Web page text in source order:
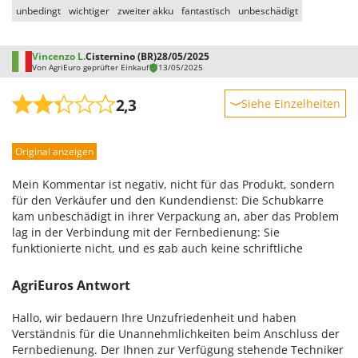
unbedingt wichtiger zweiter akku fantastisch unbeschädigt
Vincenzo L.Cisternino (BR)28/05/2025
Von AgriEuro geprüfter Einkauf 13/05/2025
2,3 Siehe Einzelheiten
Leistung
Qualität / Preis
Schwierigkeitsgrad Zusammenbau
Verpackung
Original anzeigen
Mein Kommentar ist negativ, nicht für das Produkt, sondern
für den Verkäufer und den Kundendienst: Die Schubkarre
kam unbeschädigt in ihrer Verpackung an, aber das Problem
lag in der Verbindung mit der Fernbedienung: Sie
funktionierte nicht, und es gab auch keine schriftliche
Akkus zu laden und wieder aufzuladen, rief ich Ihren
Kundendienst an, der weniger wusste als ich. Man erzählte
mir von Produktmängeln im Zusammenhang mit
Kondensatoren, die das Starten der Schubkarre verhindern
würden – Informationen, die ich gerne vor dem Kauf gehabt
AgriEuros Antwort
Hallo, wir bedauern Ihre Unzufriedenheit und haben
Verständnis für die Unannehmlichkeiten beim Anschluss der
Fernbedienung. Der Ihnen zur Verfügung stehende Techniker